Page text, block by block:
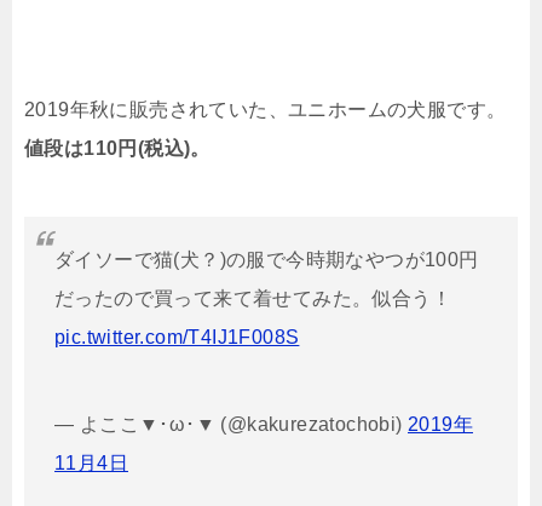
2019年秋に販売されていた、ユニホームの犬服です。
値段は110円(税込)。
ダイソーで猫(犬？)の服で今時期なやつが100円
だったので買って来て着せてみた。似合う！
pic.twitter.com/T4IJ1F008S
— よここ▼･ω･▼ (@kakurezatochobi) 2019年
11月4日